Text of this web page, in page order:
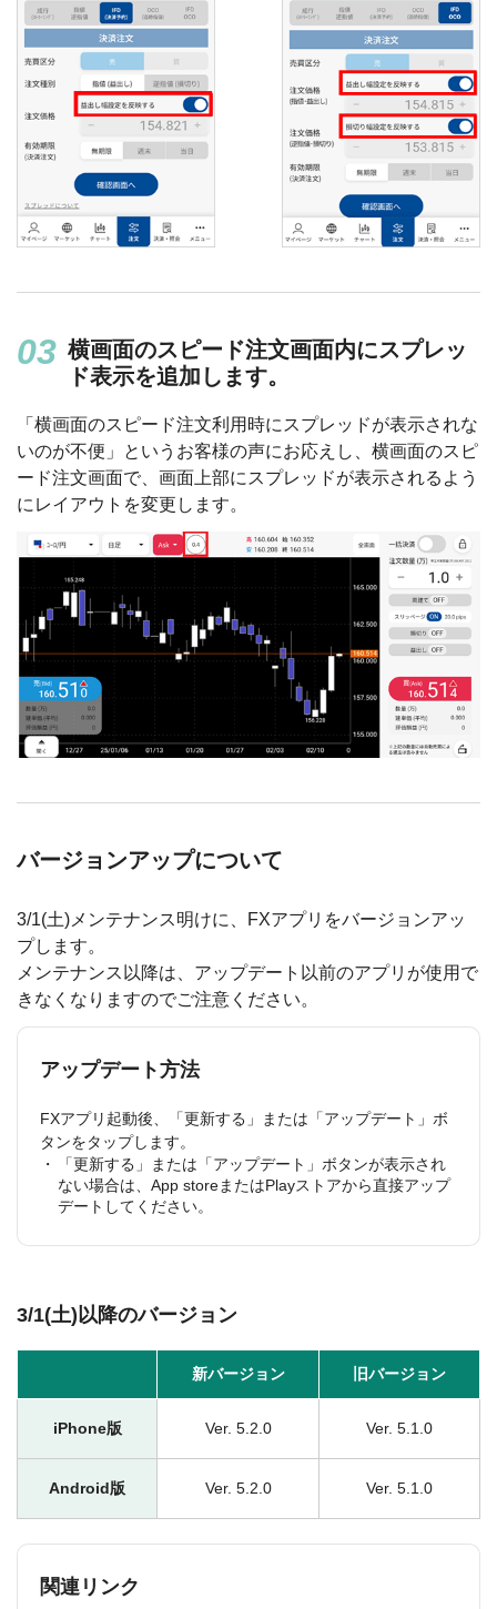
横画面のスピード注文画面内にスプレッ
ド表示を追加します。
「横画面のスピード注文利用時にスプレッドが表示されな
いのが不便」というお客様の声にお応えし、横画面のスピ
ード注文画面で、画面上部にスプレッドが表示されるよう
にレイアウトを変更します。
バージョンアップについて
3/1(土)メンテナンス明けに、FXアプリをバージョンアッ
プします。
メンテナンス以降は、アップデート以前のアプリが使用で
きなくなりますのでご注意ください。
アップデート方法
FXアプリ起動後、「更新する」または「アップデート」ボ
タンをタップします。
「更新する」または「アップデート」ボタンが表示され
ない場合は、App storeまたはPlayストアから直接アップ
デートしてください。
3/1(土)以降のバージョン
新バージョン 旧バージョン
iPhone版 Ver. 5.2.0 Ver. 5.1.0
Android版 Ver. 5.2.0 Ver. 5.1.0
関連リンク